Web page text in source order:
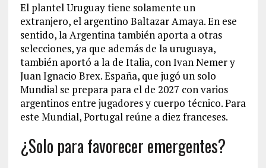
El plantel Uruguay tiene solamente un
extranjero, el argentino Baltazar Amaya. En ese
sentido, la Argentina también aporta a otras
selecciones, ya que además de la uruguaya,
también aportó a la de Italia, con Ivan Nemer y
Juan Ignacio Brex. España, que jugó un solo
Mundial se prepara para el de 2027 con varios
argentinos entre jugadores y cuerpo técnico. Para
este Mundial, Portugal reúne a diez franceses.
¿Solo para favorecer emergentes?